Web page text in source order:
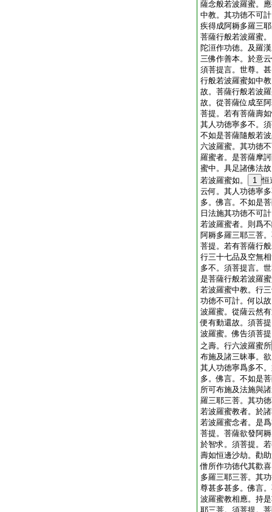
薩念般若波羅蜜。
中教。其功徳不可
疾得成阿耨多羅三
菩薩行般若波羅蜜
陀洹作功徳。及羅
三佛作善本。於意
須菩提言。世尊。
行般若波羅蜜如中
故。菩薩行般若波
故。從菩薩位成至
菩提。若有菩薩壽
其人功徳寧多不。
不如是菩薩隨般若
六波羅蜜。其功徳
羅蜜者。是菩薩摩
蜜中。具足諸佛法
若波羅蜜如。
1 恒
云何。其人功徳寧
多。佛言。不如是
日法施其功徳不可
若波羅蜜者。則爲
阿耨多羅三耶三菩
菩提。若有菩薩行
行三十七品及空無
多不。須菩提言。
是菩薩行般若波羅
若波羅蜜中教。行
功徳不可計。何以
波羅蜜。從薩云然
便有動還故。須菩
波羅蜜。佛告須菩
之壽。行六波羅蜜所
布施及諸三昧事。
其人功徳寧爲多不
多。佛言。不如是
所可布施及法施與
羅三耶三菩。其功
若波羅蜜教者。於
若波羅蜜念者。是
菩提。菩薩欲發阿
於智求。須菩提。
壽如恒邊沙劫。勸
僧所作功徳代其歡
多羅三耶三菩。其
尊甚多甚多。佛言
波羅蜜教相應。持
耶三菩。須菩提。